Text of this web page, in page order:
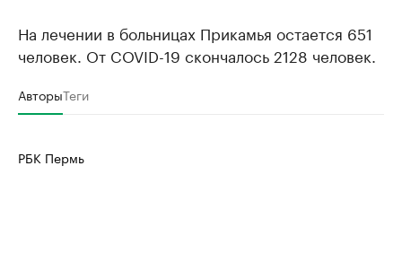
На лечении в больницах Прикамья остается 651
человек. От COVID-19 скончалось 2128 человек.
АвторыТеги
РБК Пермь